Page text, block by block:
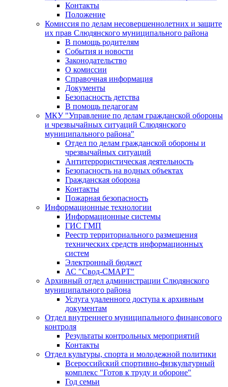
Контакты
Положение
Комиссия по делам несовершеннолетних и защите
их прав Слюдянского муниципального района
В помощь родителям
События и новости
Законодательство
О комиссии
Справочная информация
Документы
Безопасность детства
В помощь педагогам
МКУ "Управление по делам гражданской обороны
и чрезвычайных ситуаций Слюдянского
муниципального района"
Отдел по делам гражданской обороны и
чрезвычайных ситуаций
Антитеррористическая деятельность
Безопасность на водных объектах
Гражданская оборона
Контакты
Пожарная безопасность
Информационные технологии
Информационные системы
ГИС ГМП
Реестр территориального размещения
технических средств информационных
систем
Электронный бюджет
АС "Свод-СМАРТ"
Архивный отдел администрации Слюдянского
муниципального района
Услуга удаленного доступа к архивным
документам
Отдел внутреннего муниципального финансового
контроля
Результаты контрольных мероприятий
Контакты
Отдел культуры, спорта и молодежной политики
Всероссийский спортивно-физкультурный
комплекс "Готов к труду и обороне"
Год семьи